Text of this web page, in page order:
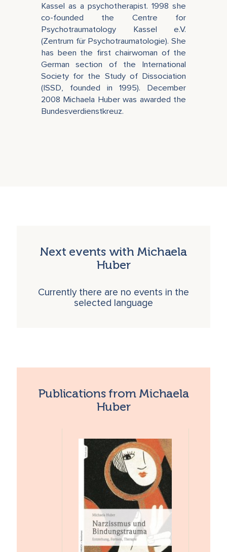
Kassel as a psychotherapist. 1998 she
co-founded the Centre for
Psychotraumatology Kassel e.V.
(Zentrum für Psychotraumatologie). She
has been the first chairwoman of the
German section of the International
Society for the Study of Dissociation
(ISSD, founded in 1995). December
2008 Michaela Huber was awarded the
Bundesverdienstkreuz.
Next events with Michaela
Huber
Currently there are no events in the
selected language
Publications from Michaela
Huber